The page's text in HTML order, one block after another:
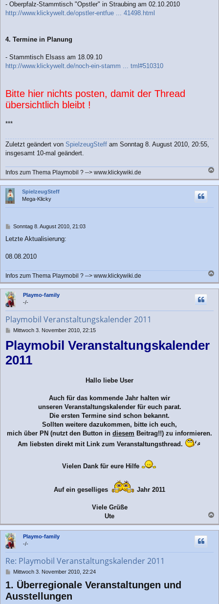
- Oberpfalz-Stammtisch "Opstler" in Straubing am 02.10.2010
http://www.klickywelt.de/opstler-entfue ... 41498.html
4. Termine in Planung
- Stammtisch Elsass am 18.09.10
http://www.klickywelt.de/noch-ein-stamm ... tml#510310
Bitte hier nichts posten, damit der Thread
übersichtlich bleibt !
***
Zuletzt geändert von SpielzeugSteff am Sonntag 8. August 2010, 20:55,
insgesamt 10-mal geändert.
Infos zum Thema Playmobil ? --> www.klickywiki.de
a
c
SpielzeugSteff
Mega-Klicky
B
i
r
g
Sonntag 8. August 2010, 21:03
Letzte Aktualisierung:
08.08.2010
Infos zum Thema Playmobil ? --> www.klickywiki.de
a
c
Playmo-family
-/-
Playmobil Veranstaltungskalender 2011
B
i
r
a
Mittwoch 3. November 2010, 22:15
Playmobil Veranstaltungskalender
2011
Hallo liebe User
Auch für das kommende Jahr halten wir
unseren Veranstaltungskalender für euch parat.
Die ersten Termine sind schon bekannt.
Sollten weitere dazukommen, bitte ich euch,
mich über PN (nutzt den Button in diesem Beitrag!!) zu informieren.
Am liebsten direkt mit Link zum Veranstaltungsthread.
Vielen Dank für eure Hilfe
Auf ein geselliges Jahr 2011
Viele Grüße
Ute
a
c
Playmo-family
-/-
Re: Playmobil Veranstaltungskalender 2011
B
i
r
Mittwoch 3. November 2010, 22:24
1. Überregionale Veranstaltungen und
Ausstellungen